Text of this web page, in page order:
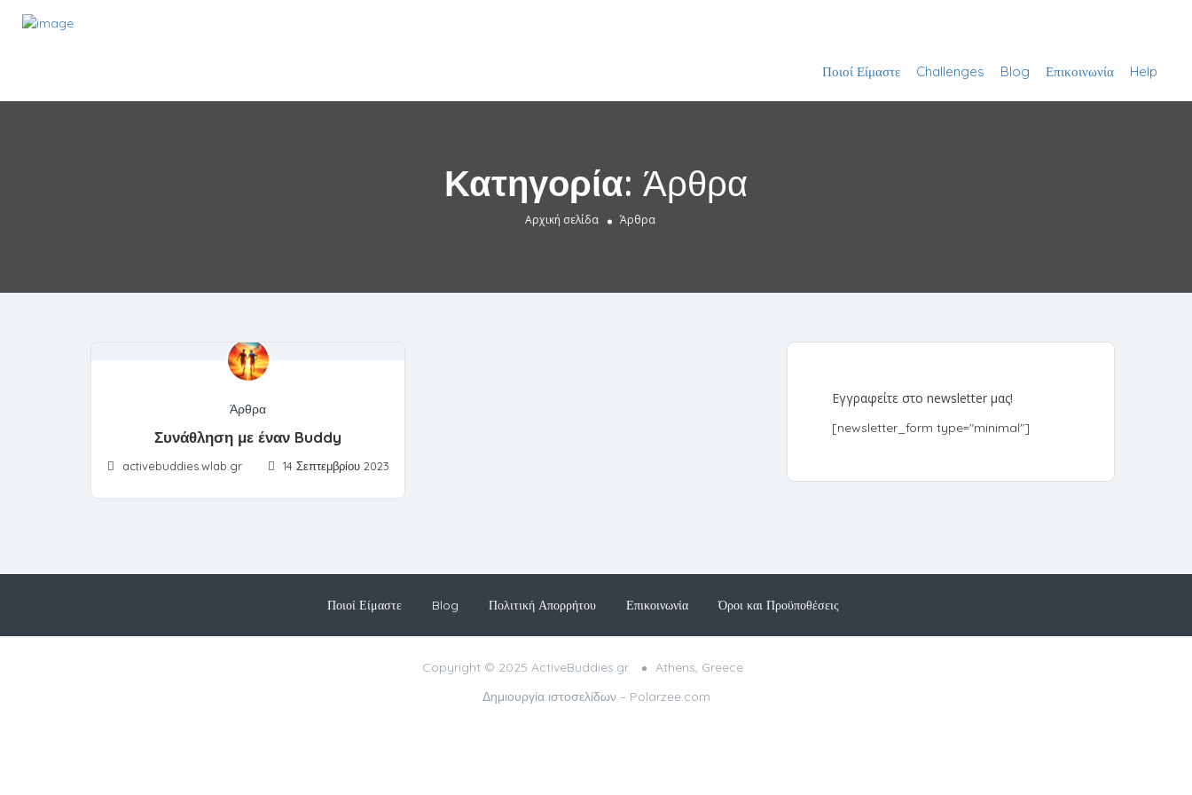
Ποιοί Είμαστε Challenges Blog Επικοινωνία Help
Κατηγορία: Άρθρα
Αρχική σελίδα Άρθρα
Άρθρα
Συνάθληση με έναν Buddy
activebuddies.wlab.gr 14 Σεπτεμβρίου 2023
Εγγραφείτε στο newsletter μας!
[newsletter_form type="minimal"]
Ποιοί Είμαστε Blog Πολιτική Απορρήτου Επικοινωνία Όροι και Προϋποθέσεις
Copyright © 2025 ActiveBuddies.gr
Athens, Greece
Δημιουργία ιστοσελίδων – Polarzee.com